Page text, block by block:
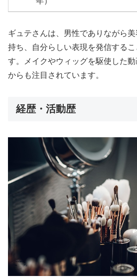
ギュテさんは、男性でありながら
持ち、自分らしい表現を発信する
す。メイクやウィッグを駆使した
からも注目されています。
経歴・活動歴